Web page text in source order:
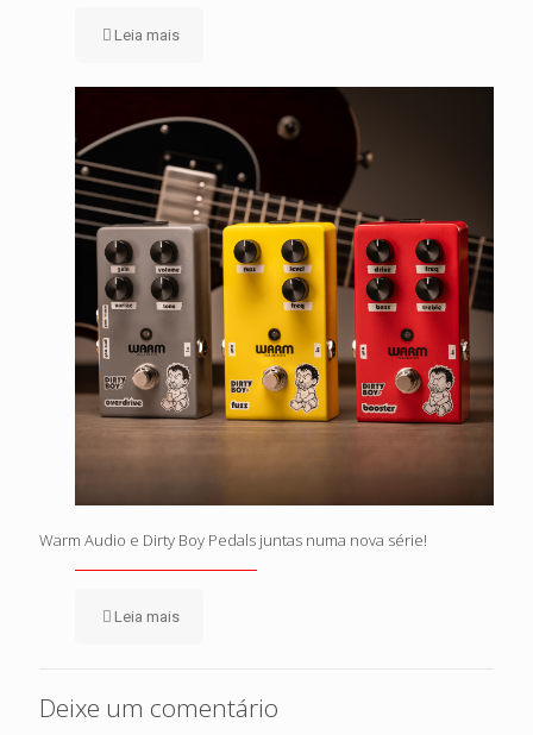
Leia mais
Warm Audio e Dirty Boy Pedals juntas numa nova série!
Leia mais
Deixe um comentário